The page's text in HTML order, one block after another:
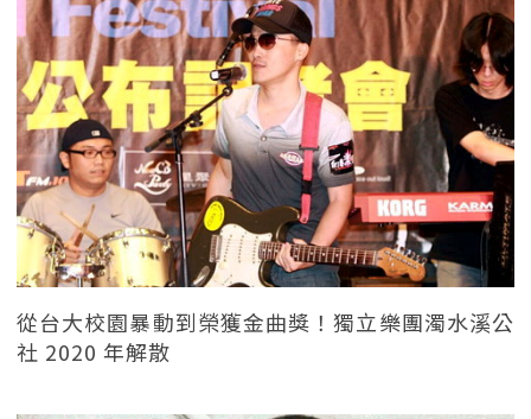
從台大校園暴動到榮獲金曲獎！獨立樂團濁水溪公
社 2020 年解散